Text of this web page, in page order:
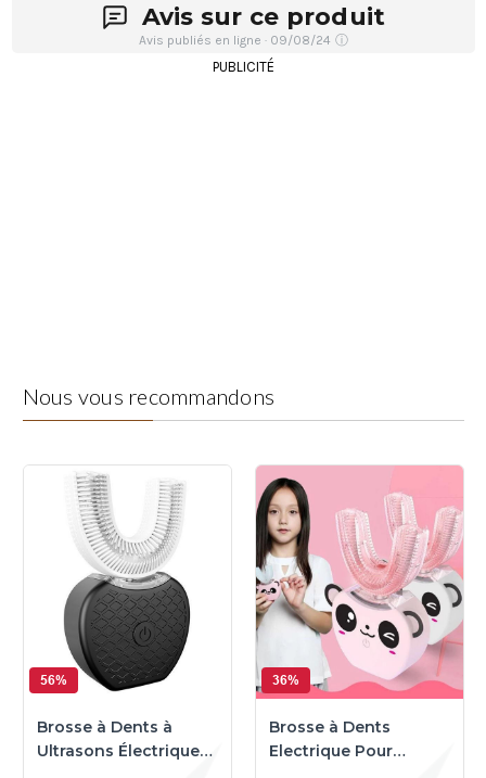
Avis sur ce produit
Avis publiés en ligne · 09/08/24 ⓘ
PUBLICITÉ
Nous vous recommandons
56%
Brosse à Dents à
Ultrasons Électrique
36%
Brosse à Dents
Electrique Pour